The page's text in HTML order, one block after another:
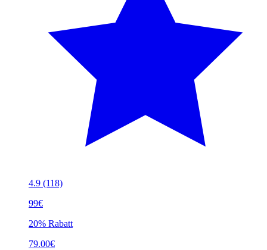
4.9 (118)
99€
20% Rabatt
79.00€